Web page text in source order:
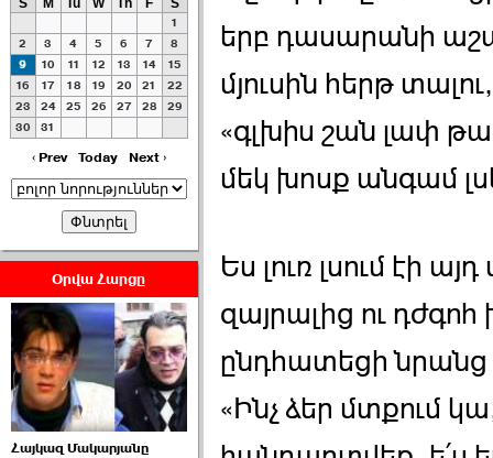
ՀԱՅԱՊԱՀՊԱՆՈՒԹԻՒՆ՝
ՀԱՒԱՏՔԻ ԵՒ
ԿՐԹՈՒԹԵԱՆ
ՃԱՆԱՊԱՐՀՈՎ ›››
2026-07-06 06:50:00
Ամենաշատը էսօրվանից
էի վախենում.Նիկոլայ
Եղիազարյան ›››
2026-07-05 23:19:00
S M Tu W Th F S
1
2
3 4 5 6 7
8
9
10 11 12 13 14
15
16
17 18 19 20 21
22
23
24 25 26 27 28
29
30
31
‹ Prev Today Next ›
Օրվա Հարցը
Հայկազ Մակարյանը
երբ դասարանի
մյուսին հերթ
«գլխիս շան լափ
մեկ խոսք անգամ
Ես լուռ լսում էի
զայրալից ու
ընդհատեցի
«Ինչ ձեր մտքում